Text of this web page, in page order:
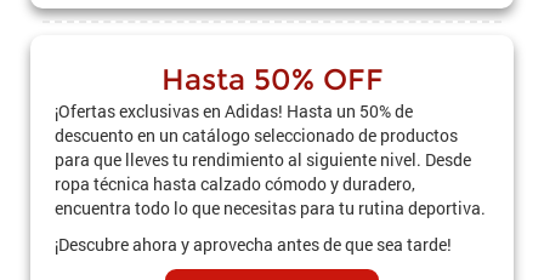
Hasta 50% OFF
¡Ofertas exclusivas en Adidas! Hasta un 50% de
descuento en un catálogo seleccionado de productos
para que lleves tu rendimiento al siguiente nivel. Desde
ropa técnica hasta calzado cómodo y duradero,
encuentra todo lo que necesitas para tu rutina deportiva.
¡Descubre ahora y aprovecha antes de que sea tarde!